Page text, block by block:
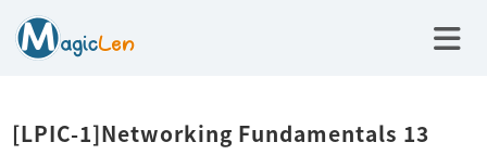
[LPIC-1]Networking Fundamentals 13